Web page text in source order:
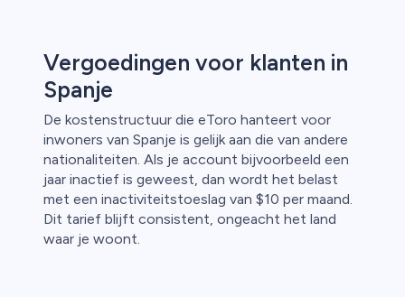
Vergoedingen voor klanten in
Spanje
De kostenstructuur die eToro hanteert voor
inwoners van Spanje is gelijk aan die van andere
nationaliteiten. Als je account bijvoorbeeld een
jaar inactief is geweest, dan wordt het belast
met een inactiviteitstoeslag van $10 per maand.
Dit tarief blijft consistent, ongeacht het land
waar je woont.